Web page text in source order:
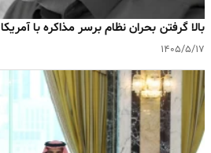
بالا گرفتن بحران نظام برسر مذاکره با آمریکا
۱۴۰۵/۵/۱۷